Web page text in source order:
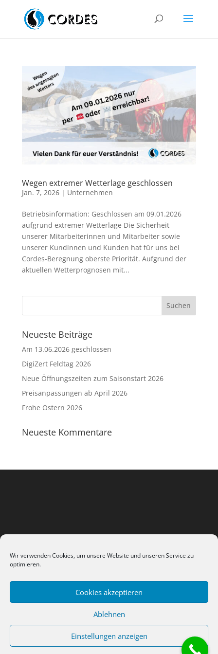
Wir verwenden Cookies, um unsere Website und unseren Service zu
optimieren.
Cookies akzeptieren
Ablehnen
Einstellungen anzeigen
Wegen extremer Wetterlage geschlossen
Jan. 7, 2026| Unternehmen
Betriebsinformation: Geschlossen am 09.01.2026
aufgrund extremer Wetterlage Die Sicherheit
unserer Mitarbeiterinnen und Mitarbeiter sowie
unserer Kundinnen und Kunden hat für uns bei
Cordes-Beregnung oberste Priorität. Aufgrund der
aktuellen Wetterprognosen mit...
Neueste Beiträge
Am 13.06.2026 geschlossen
DigiZert Feldtag 2026
Neue Öffnungszeiten zum Saisonstart 2026
Preisanpassungen ab April 2026
Frohe Ostern 2026
Neueste Kommentare
Datenschutzerklärung
Impressum / AGB
Cookie-Richtlinie (EU)